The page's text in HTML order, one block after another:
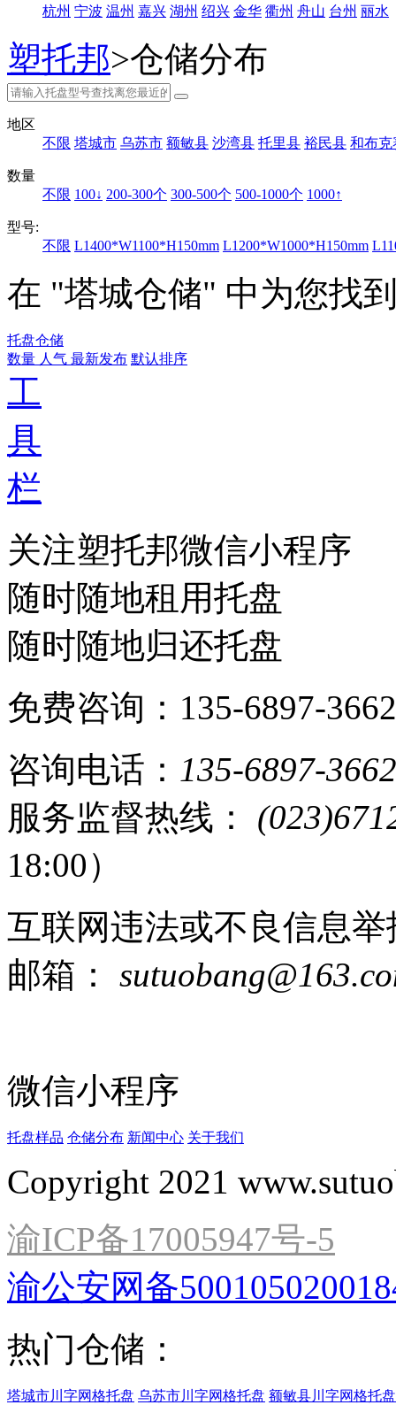
杭州 宁波 温州 嘉兴 湖州 绍兴 金华 衢州 舟山 台州 丽水
塑托邦>仓储分布
地区
不限 塔城市 乌苏市 额敏县 沙湾县 托里县 裕民县 和布克
数量
不限 100↓ 200-300个 300-500个 500-1000个 1000↑
型号:
不限 L1400*W1100*H150mm L1200*W1000*H150mm
在 "塔城仓储" 中为您找
托盘仓储
数量 人气 最新发布 默认排序
工
具
栏
关注塑托邦微信小程序
随时随地租用托盘
随时随地归还托盘
免费咨询：135-6897-3662
咨询电话： 135-6897-3662
服务监督热线：
18:00）
互联网违法或不良信息
邮箱：
微信小程序
托盘样品 仓储分布 新闻中心 关于我们
Copyright 2021
渝ICP备17005947号-5
渝公安网备
热门仓储：
塔城市川字网格托盘 乌苏市川字网格托盘 额敏县川字网格托盘